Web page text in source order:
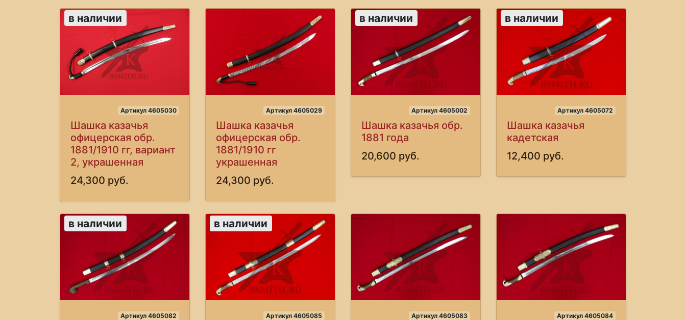
в наличии
Артикул 4605030
Шашка казачья
офицерская обр.
1881/1910 гг, вариант
2, украшенная
24,300 руб.
Артикул 4605029
Шашка казачья
офицерская обр.
1881/1910 гг
украшенная
24,300 руб.
в наличии
Артикул 4605002
Шашка казачья обр.
1881 года
20,600 руб.
в наличии
Артикул 4605072
Шашка казачья
кадетская
12,400 руб.
в наличии
Артикул 4605082
в наличии
Артикул 4605085 Артикул 4605083 Артикул 4605084